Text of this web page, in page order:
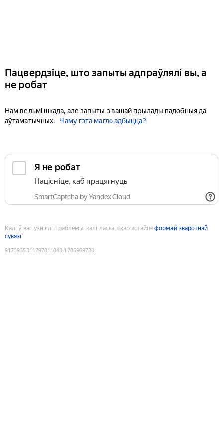
Пацвердзіце, што запыты адпраўлялі вы, а
не робат
Нам вельмі шкада, але запыты з вашай прылады падобныя да
аўтаматычных.
Чаму гэта магло адбыцца?
Я не робат
Націсніце, каб працягнуць
SmartCaptcha by Yandex Cloud
Калі ў вас узніклі праблемы, калі ласка, скарыстайцеформай зваротнай
сувязі
9173935311797811848:1785969730